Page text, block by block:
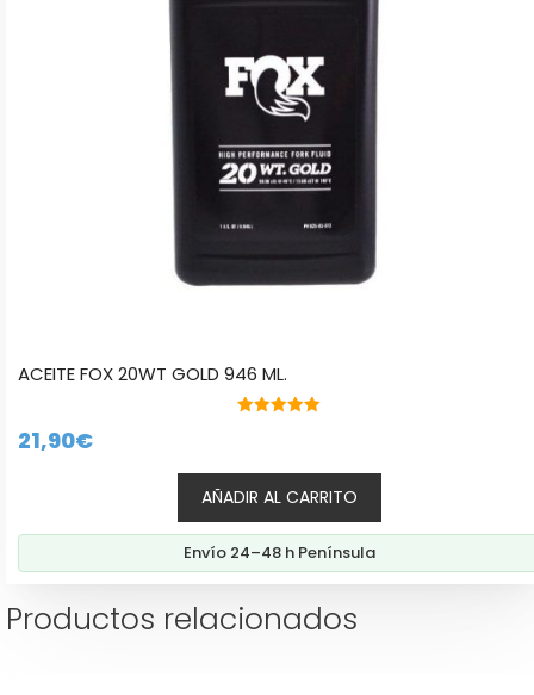
ACEITE FOX 20WT GOLD 946 ML.
21,90€
AÑADIR AL CARRITO
Envío 24–48 h Península
Productos relacionados